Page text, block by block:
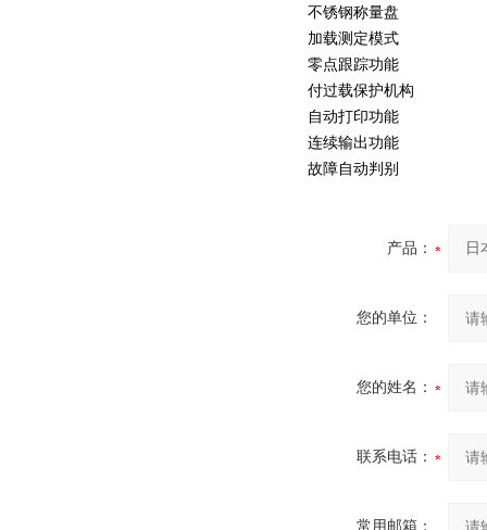
不锈钢称量盘
加载测定模式
零点跟踪功能
付过载保护机构
自动打印功能
连续输出功能
故障自动判别
产品：
您的单位：
您的姓名：
联系电话：
常用邮箱：